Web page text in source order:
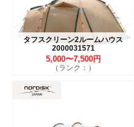
タフスクリーン2ルームハウス
2000031571
5,000〜7,500円
（ランク：）